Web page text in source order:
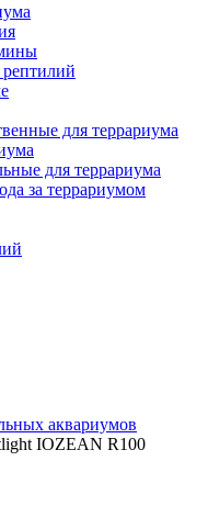
для террариума
для террариума
за террариумом
аквариумов
IOZEAN R100